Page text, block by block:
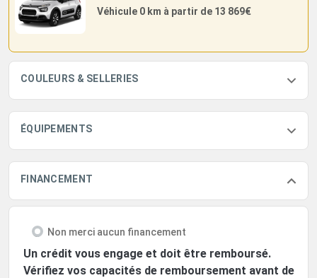
Véhicule 0 km à partir de 13 869€
COULEURS & SELLERIES
ÉQUIPEMENTS
FINANCEMENT
Non merci aucun financement
Un crédit vous engage et doit être remboursé.
Vérifiez vos capacités de remboursement avant de